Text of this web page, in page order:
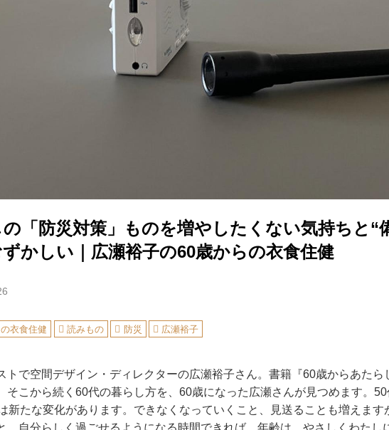
「防災対策」ものを増やしたくない気持ちと“
かしい｜広瀬裕子の60歳からの衣食住健
衣食住健 読みもの 防災 広瀬裕子
トで空間デザイン・ディレクターの広瀬裕子さん。書籍『60歳からあたら
そこから続く60代の暮らし方を、60歳になった広瀬さんが見つめます。
新たな変化があります。できなくなっていくこと、見送ることも増えます
、自分らしく過ごせるようになる時間できれば、年齢は、やさしくわたし